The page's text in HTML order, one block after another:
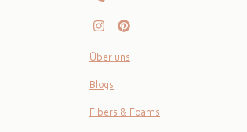
Über uns
Blogs
Fibers & Foams